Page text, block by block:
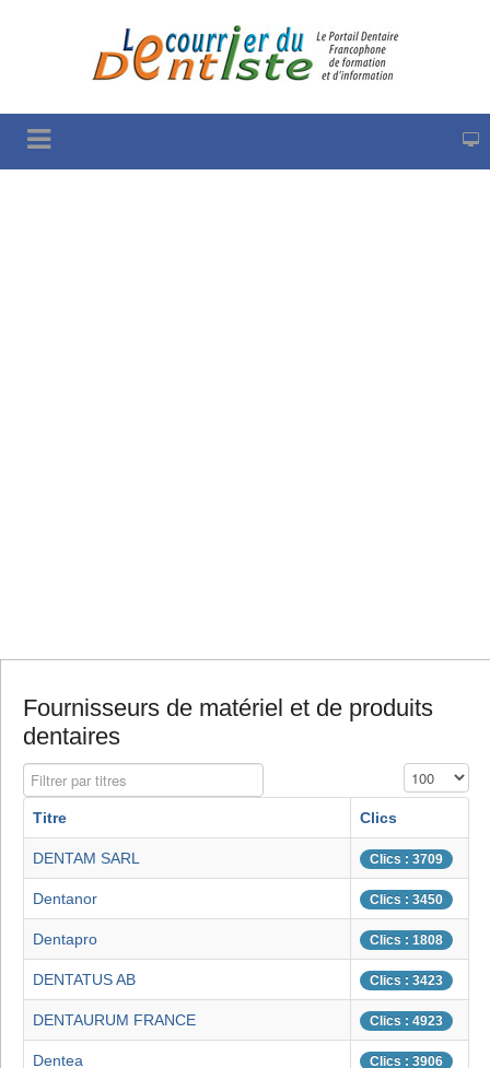
Fournisseurs de matériel et de produits
dentaires
Filtrer par titres Affichage #
Titre Clics
DENTAM SARL Clics : 3709
Dentanor Clics : 3450
Dentapro Clics : 1808
DENTATUS AB Clics : 3423
DENTAURUM FRANCE Clics : 4923
Dentea Clics : 3906